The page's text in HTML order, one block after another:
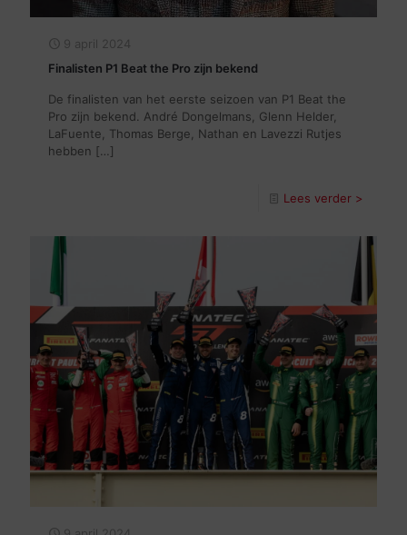
9 april 2024
Finalisten P1 Beat the Pro zijn bekend
De finalisten van het eerste seizoen van P1 Beat the
Pro zijn bekend. André Dongelmans, Glenn Helder,
LaFuente, Thomas Berge, Nathan en Lavezzi Rutjes
hebben […]
Lees verder >